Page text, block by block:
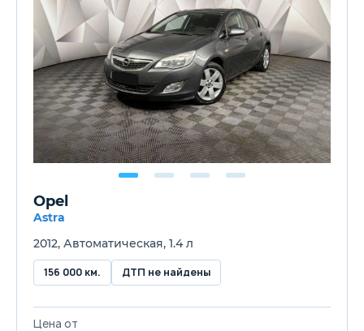
Opel
Astra
2012, Автоматическая, 1.4 л
156 000 км. ДТП не найдены
Цена от